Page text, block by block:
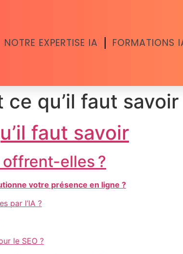
NOTRE EXPERTISE IA FORMATIONS
qu’il faut savoir
faut savoir
elles ?
votre présence en ligne ?
par l’IA ?
le SEO ?